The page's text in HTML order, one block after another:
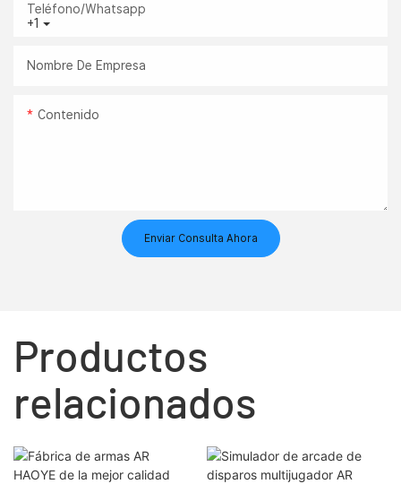
+1
Teléfono/whatsapp
Nombre De Empresa
Contenido
Enviar Consulta Ahora
Productos
relacionados